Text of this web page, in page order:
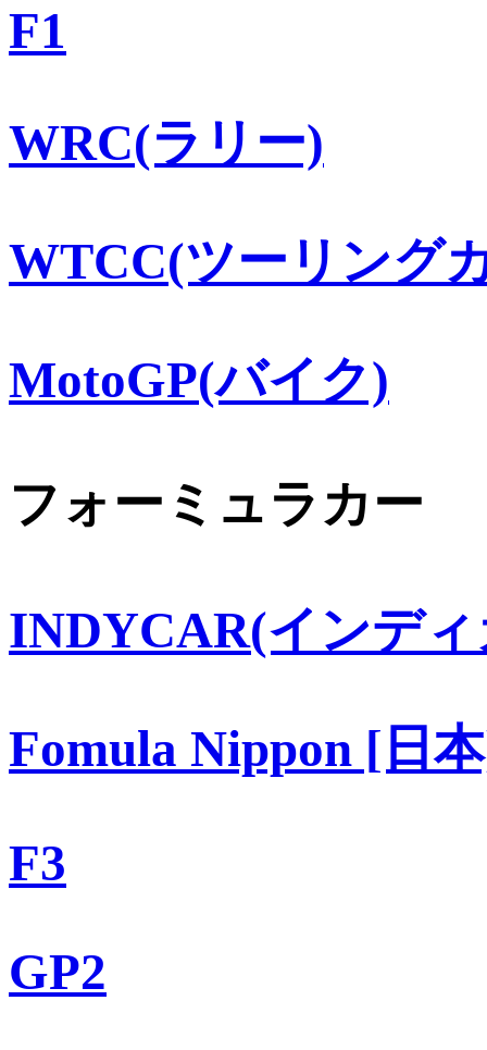
F1
WRC(ラリー)
WTCC(ツーリング
MotoGP(バイク)
フォーミュラカー
INDYCAR(インデ
Fomula Nippon [日
F3
GP2